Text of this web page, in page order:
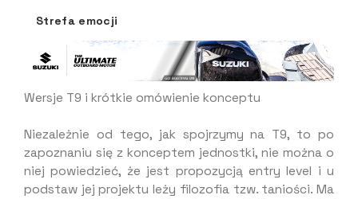
Strefa emocji
Wersje T9 i krótkie omówienie konceptu
Niezależnie od tego, jak spojrzymy na T9, to po
zapoznaniu się z konceptem jednostki, nie można o
niej powiedzieć, że jest propozycją entry level i u
podstaw jej projektu leży filozofia tzw. taniości. Ma